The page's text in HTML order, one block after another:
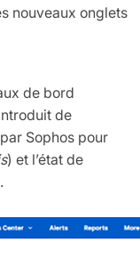
nouveaux onglets
de bord
de
Sophos pour
) et l’état de